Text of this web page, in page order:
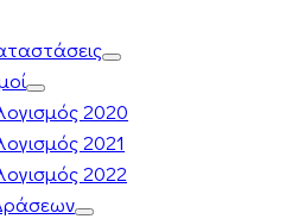
2020
2021
2022